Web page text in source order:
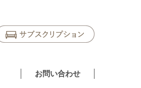
お問い合わせ